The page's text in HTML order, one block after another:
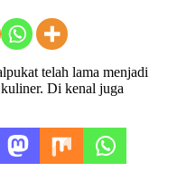
telah lama menjadi
Di kenal juga